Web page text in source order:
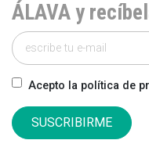
ÁLAVA y
Acepto la política de
SUSCRIBIRME